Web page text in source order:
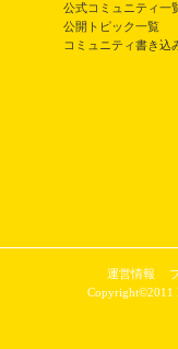
公式コミュニティ一
公開トピック一覧
コミュニティ書き込
運営情報
Copyright©2011